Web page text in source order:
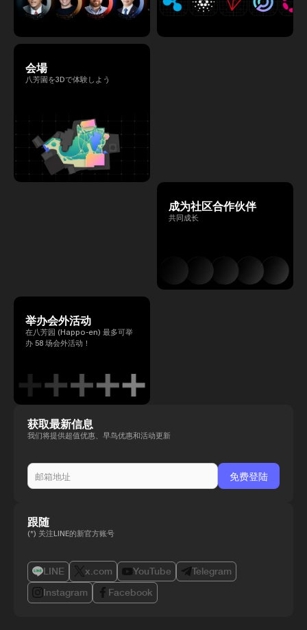
会場
八芳園を3Dで体験しよう
成为社区合作伙伴
共同成长
举办会外活动
在八芳园 (Happo-en) 最多可举
办 58 场会外活动！
获取最新信息
我们将提供超值优惠、早鸟优惠和活动更新
跟随
(*) 关注LINE的新官方账号
LINE x.com YouTube
Telegram
Instagram
Facebook